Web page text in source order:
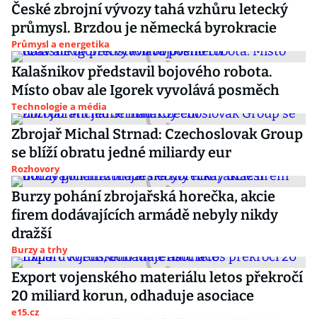
České zbrojní vývozy tahá vzhůru letecký
průmysl. Brzdou je německá byrokracie
Průmysl a energetika
Kalašnikov představil bojového robota.
Místo obav ale Igorek vyvolává posměch
Technologie a média
Zbrojař Michal Strnad: Czechoslovak Group
se blíží obratu jedné miliardy eur
Rozhovory
Burzy pohání zbrojařská horečka, akcie
firem dodávajících armádě nebyly nikdy
dražší
Burzy a trhy
Export vojenského materiálu letos překročí
20 miliard korun, odhaduje asociace
e15.cz